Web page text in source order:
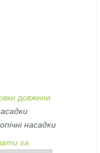
довжини
насадки
за